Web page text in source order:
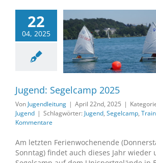
22
04, 2025
Jugend: Segelcamp 2025
Von Jugendleitung | April 22nd, 2025 |
Jugend | Schlagwörter: Jugend, Segelcamp,
Kommentare
Am letzten Ferienwochenende
Sonntag) findet auch dieses Jahr wieder